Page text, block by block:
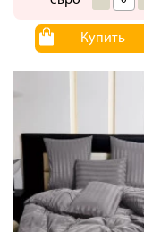
Купить